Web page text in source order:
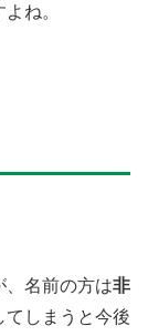
ね。
、名前の方は非
てしまうと今後